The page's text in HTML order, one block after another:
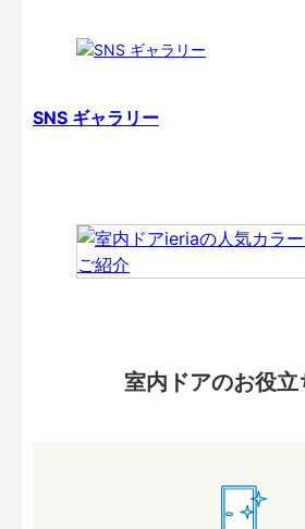
SNS ギャラリー
室内ドアのお役立